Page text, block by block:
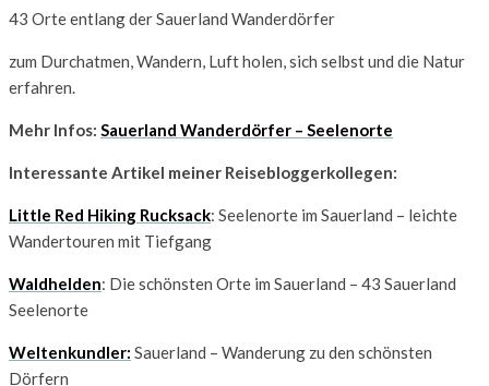
43 Orte entlang der Sauerland Wanderdörfer
zum Durchatmen, Wandern, Luft holen, sich selbst und die Natur
erfahren.
Mehr Infos: Sauerland Wanderdörfer – Seelenorte
Interessante Artikel meiner Reisebloggerkollegen:
Little Red Hiking Rucksack: Seelenorte im Sauerland – leichte
Wandertouren mit Tiefgang
Waldhelden: Die schönsten Orte im Sauerland – 43 Sauerland
Seelenorte
Weltenkundler: Sauerland – Wanderung zu den schönsten
Dörfern